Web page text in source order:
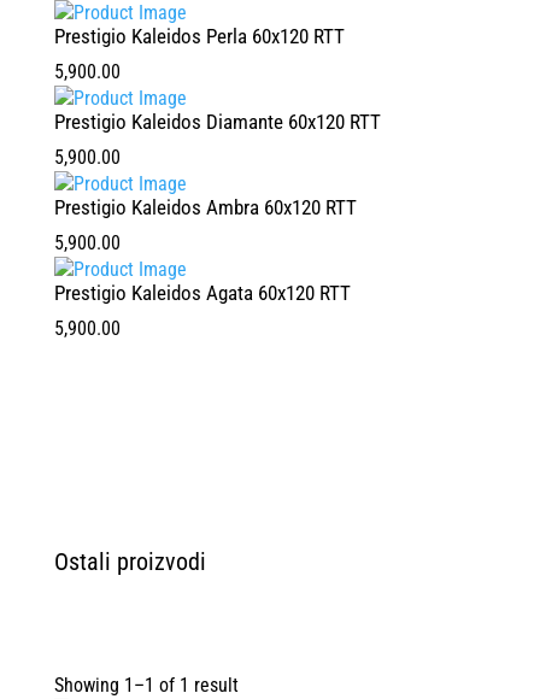
Prestigio Kaleidos Perla 60x120 RTT
5,900.00
Prestigio Kaleidos Diamante 60x120 RTT
5,900.00
Prestigio Kaleidos Ambra 60x120 RTT
5,900.00
Prestigio Kaleidos Agata 60x120 RTT
5,900.00
Ostali proizvodi
Showing 1–1 of 1 result